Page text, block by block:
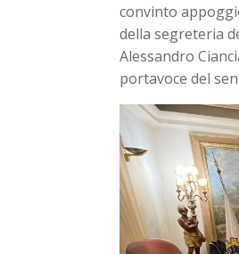
convinto
della segreteria
Alessandro
portavoce del